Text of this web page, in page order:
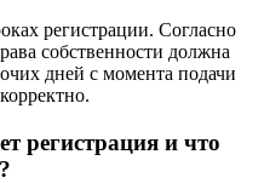
регистрации. Согласно
собственности должна
дней с момента подачи
регистрация и что